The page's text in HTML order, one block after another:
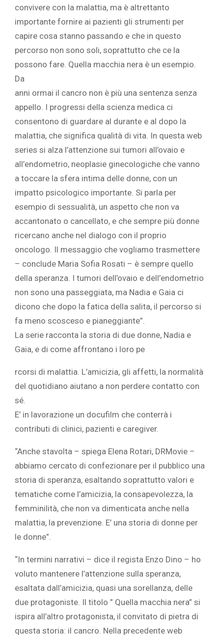
convivere con la malattia, ma è altrettanto
importante fornire ai pazienti gli strumenti per
capire cosa stanno passando e che in questo
percorso non sono soli, soprattutto che ce la
possono fare. Quella macchia nera è un esempio.
Da
anni ormai il cancro non è più una sentenza senza
appello. I progressi della scienza medica ci
consentono di guardare al durante e al dopo la
malattia, che significa qualità di vita. In questa web
series si alza l’attenzione sui tumori all’ovaio e
all’endometrio, neoplasie ginecologiche che vanno
a toccare la sfera intima delle donne, con un
impatto psicologico importante. Si parla per
esempio di sessualità, un aspetto che non va
accantonato o cancellato, e che sempre più donne
ricercano anche nel dialogo con il proprio
oncologo. Il messaggio che vogliamo trasmettere
– conclude Maria Sofia Rosati – è sempre quello
della speranza. I tumori dell’ovaio e dell’endometrio
non sono una passeggiata, ma Nadia e Gaia ci
dicono che dopo la fatica della salita, il percorso si
fa meno scosceso e pianeggiante”.
La serie racconta la storia di due donne, Nadia e
Gaia, e di come affrontano i loro pe
rcorsi di malattia. L’amicizia, gli affetti, la normalità
del quotidiano aiutano a non perdere contatto con
sé.
E’ in lavorazione un docufilm che conterrà i
contributi di clinici, pazienti e caregiver.
“Anche stavolta – spiega Elena Rotari, DRMovie –
abbiamo cercato di confezionare per il pubblico una
storia di speranza, esaltando soprattutto valori e
tematiche come l’amicizia, la consapevolezza, la
femminilità, che non va dimenticata anche nella
malattia, la prevenzione. E’ una storia di donne per
le donne”.
“In termini narrativi – dice il regista Enzo Dino – ho
voluto mantenere l’attenzione sulla speranza,
esaltata dall’amicizia, quasi una sorellanza, delle
due protagoniste. Il titolo ” Quella macchia nera” si
ispira all’altro protagonista, il convitato di pietra di
questa storia: il cancro. Nella precedente web